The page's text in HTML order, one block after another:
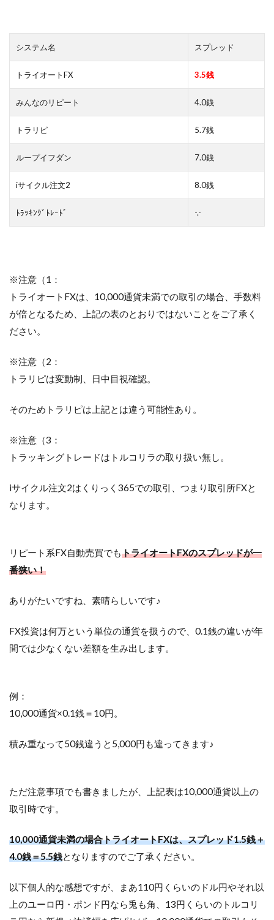
システム名 スプレッド
トライオートFX 3.5銭
みんなのリピート 4.0銭
トラリピ 5.7銭
ループイフダン 7.0銭
iサイクル注文2 8.0銭
ﾄﾗｯｷﾝｸﾞﾄﾚｰﾄﾞ -.-
※注意（1：
トライオートFXは、10,000通貨未満での取引の場合、手数料
が倍となるため、上記の表のとおりではないことをご了承く
ださい。
※注意（2：
トラリピは変動制、日中目視確認。
そのためトラリピは上記とは違う可能性あり。
※注意（3：
トラッキングトレードはトルコリラの取り扱い無し。
iサイクル注文2はくりっく365での取引、つまり取引所FXと
なります。
リピート系FX自動売買でもトライオートFXのスプレッドが一
番狭い！
ありがたいですね、素晴らしいです♪
FX投資は何万という単位の通貨を扱うので、0.1銭の違いが年
間では少なくない差額を生み出します。
例：
10,000通貨×0.1銭＝10円。
積み重なって50銭違うと5,000円も違ってきます♪
ただ注意事項でも書きましたが、上記表は10,000通貨以上の
取引時です。
10,000通貨未満の場合トライオートFXは、スプレッド1.5銭＋
4.0銭＝5.5銭となりますのでご了承ください。
以下個人的な感想ですが、まあ110円くらいのドル円やそれ以
上のユーロ円・ポンド円なら兎も角、13円くらいのトルコリ